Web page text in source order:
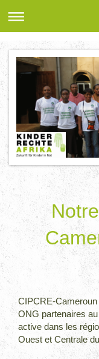
CIPCRE-
ONG partenaires
active dans les
Ouest et Centrale